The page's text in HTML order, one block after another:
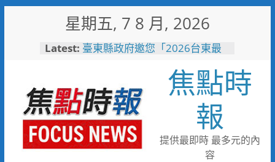
星期五, 7 8 月, 2026
Latest: 臺東縣政府邀您「2026台東最
森林與濱海夏季涼感 台中山
海露營消暑趣
台中市代表隊在花蓮綻放青春與
夢想 2026國際少年運動會勇奪
8金6銀6銅
宜蘭童玩節玩水後吃什麼？礁溪
「動涮」宜蘭獨家溫體牛、豬、
焦點時
報
提供最即時 最多元的內
容